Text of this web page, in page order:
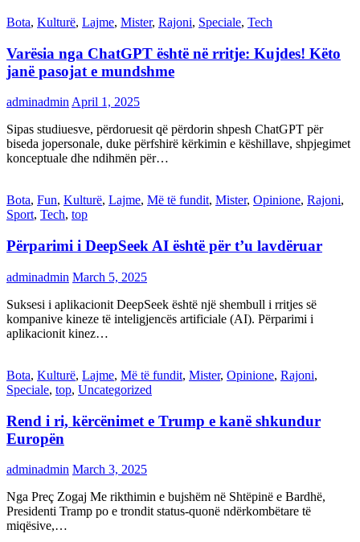
Bota, Kulturë, Lajme, Mister, Rajoni, Speciale, Tech
Varësia nga ChatGPT është në rritje: Kujdes! Këto
janë pasojat e mundshme
adminadmin April 1, 2025
Sipas studiuesve, përdoruesit që përdorin shpesh ChatGPT për
biseda jopersonale, duke përfshirë kërkimin e këshillave, shpjegimet
konceptuale dhe ndihmën për…
Bota, Fun, Kulturë, Lajme, Më të fundit, Mister, Opinione, Rajoni,
Sport, Tech, top
Përparimi i DeepSeek AI është për t’u lavdëruar
adminadmin March 5, 2025
Suksesi i aplikacionit DeepSeek është një shembull i rritjes së
kompanive kineze të inteligjencës artificiale (AI). Përparimi i
aplikacionit kinez…
Bota, Kulturë, Lajme, Më të fundit, Mister, Opinione, Rajoni,
Speciale, top, Uncategorized
Rend i ri, kërcënimet e Trump e kanë shkundur
Europën
adminadmin March 3, 2025
Nga Preç Zogaj Me rikthimin e bujshëm në Shtëpinë e Bardhë,
Presidenti Tramp po e trondit status-quonë ndërkombëtare të
miqësive,…